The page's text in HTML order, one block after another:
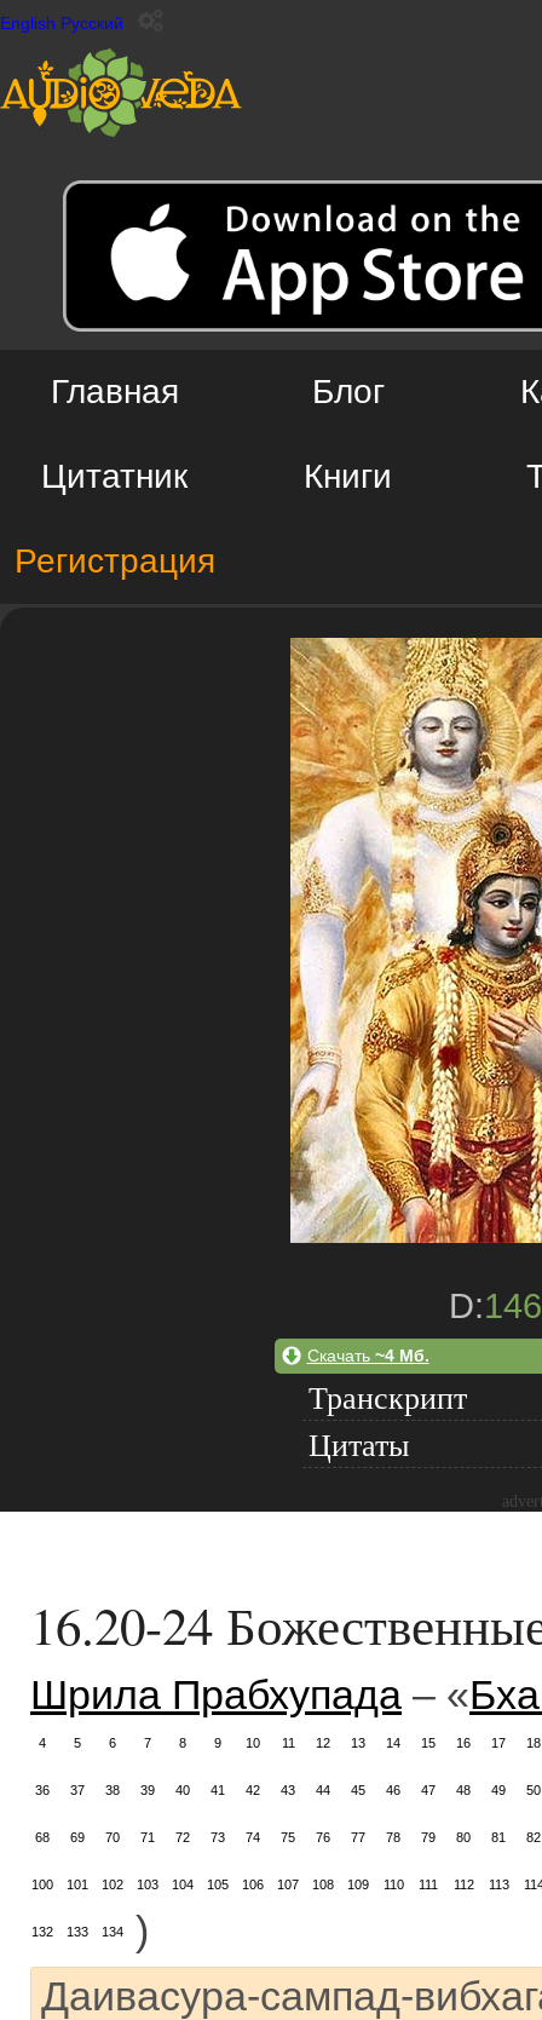
English Русский
Главная Блог
Цитатник Книги
Регистрация
D:
Скачать ~4 Мб.
Транскрипт
Цитаты
16.20-24
Шрила Прабхупада – «
4 5 6 7 8 9 10 11 12 13 14 15 16 17 18
36 37 38 39 40 41 42 43 44 45 46 47 48 49 50
68 69 70 71 72 73 74 75 76 77 78 79 80 81 82
100 101 102 103 104 105 106 107 108 109 110 111 112 113
132 133 134
)
Даивасура-сампад-